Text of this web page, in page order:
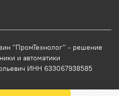
"ПромТехнолог" - решение
и автоматики
ИНН 633067938585